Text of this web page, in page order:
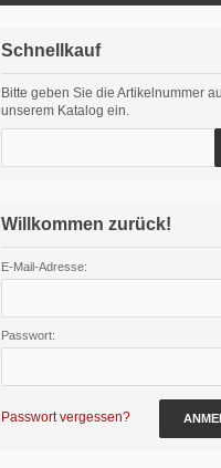
Schnellkauf
Bitte geben Sie die Artikelnummer
unserem Katalog ein.
Willkommen zurück!
E-Mail-Adresse:
Passwort:
Passwort vergessen?